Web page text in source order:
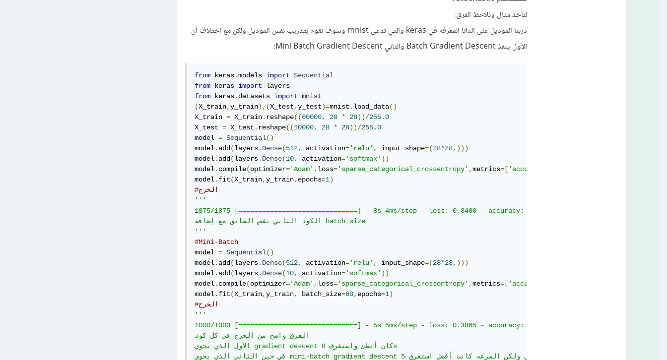
لنأخذ مثال ونلاحظ الفرق:
دربنا الموديل على الداتا المعرفه في keras والتي تدعى mnist وسوف نقوم بتدريب نفس الموديل ولكن مع اختلاف أن
الأول ينفذ Batch Gradient Descent والثاني Mini Batch Gradient Descent:
from keras.models import Sequential
from keras import
from keras. datasets import
(X_train,y_train),(X_test,y_test)=mnist . load_data()
X_train = X_train. reshape((60000, 28 * 28))/255.0
X_test = X_test . reshape((10000, 28 * 28))/255.0
model = Sequential()
model. add(layers. Dense(512, activation='relu' , input_shape=(28*28,)))
model. add(layers. Dense(10, activation='softmax' ))
model. compile(optimizer='Adam' , loss='sparse_categorical_crossentropy' ,metrics=[ 'accuracy'
model. fit(X_train,y_train, epochs=1)
#الخرج
'''
1875/1875 [==============================] - 8s 4ms/step - loss: 0.3400 - accuracy: 0.9004
الكود الثاني نفس السابق مع إضافة batch_size
'''
#Mini-Batch
model = Sequential()
model. add(layers. Dense(512, activation='relu' , input_shape=(28*28,)))
model. add(layers. Dense(10, activation='softmax' ))
model. compile(optimizer='Adam' , loss='sparse_categorical_crossentropy' ,metrics=[ 'accuracy'
model. fit(X_train,y_train, batch_size=60, epochs=1)
#الخرج
'''
1000/1000 [==============================] - 5s 5ms/step - loss: 0.3865 - accuracy: 0.8889
الفرق واضح من الخرج في كل كود
الأول الذي يحوي gradient descent كان أبطئ واستغرف 8s
في حين الثاني الذي يحوي mini-batch gradient descent صحيح أن الدقه ليست كالأول ولكن السرعه كانت أفضل استغرق 5s